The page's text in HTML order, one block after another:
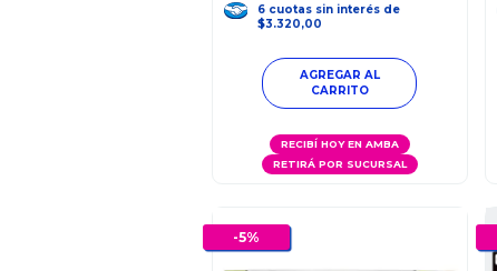
6 cuotas sin interés de
$3.320,00
RECIBÍ HOY EN AMBA
RETIRÁ POR SUCURSAL
-5%